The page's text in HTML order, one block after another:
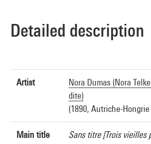
Detailed description
Artist
Nora Dumas (Nora
dite)
(1890, Autriche-
Main title Sans titre [Trois vieilles